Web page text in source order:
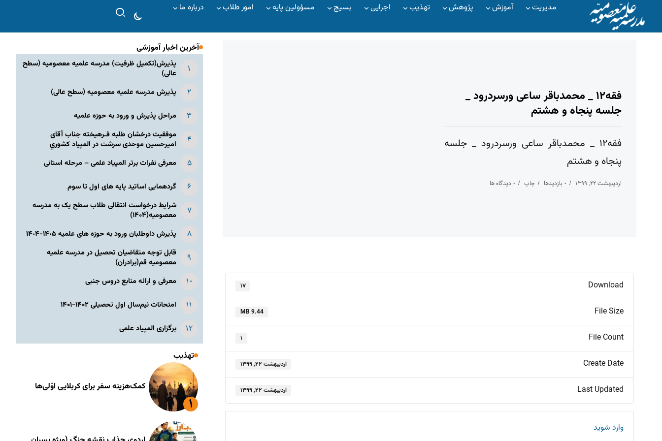
مدیریت آموزش پژوهش تهذیب اجرایی بسیج مسؤولین پایه امور طلاب درباره ما
فقه۱۲ _ محمدباقر ساعی ورسردرود _
جلسه پنجاه و هشتم
فقه۱۲ _ محمدباقر ساعی ورسردرود _ جلسه
پنجاه و هشتم
اردیبهشت ۲۲, ۱۳۹۹ ۰ بازدیدها چاپ ۰ دیدگاه ها
Download ۱۷
File Size
9.44 MB
File Count ۱
Create Date اردیبهشت ۲۲, ۱۳۹۹
Last Updated اردیبهشت ۲۲, ۱۳۹۹
وارد شوید
آخرین اخبار آموزشی
پذیرش(تکمیل ظرفیت) مدرسه علمیه معصومیه‌ (سطح
عالی)
پذیرش مدرسه علمیه معصومیه‌ (سطح عالی)
مراحل پذیرش و ورود به حوزه علمیه
موفقیت درخشان طلبه فـرهیخته جناب آقای
امیرحسین موحدی سرشت در المپياد كشوري
معرفی نفرات برتر المپیاد علمی – مرحله استانی
گردهمایی اساتید پایه های اول تا سوم
شرایط درخواست انتقالی طلاب سطح یک به مدرسه
معصومیه(۱۴۰۴)
پذیرش داوطلبان ورود به حوزه های علمیه ١۴٠۵-١۴٠۴
قابل توجه متقاضیان تحصیل در مدرسه علمیه
معصومیه قم(برادران)
معرفی و ارائه منابع دروس جنبی
امتحانات نیم‌سال اول تحصیلی ۱۴۰۲-۱۴۰۱
برگزاری المپیاد علمی
تهذیب
کمک‌هزینه سفر برای کربلایی اوّلی‌ها